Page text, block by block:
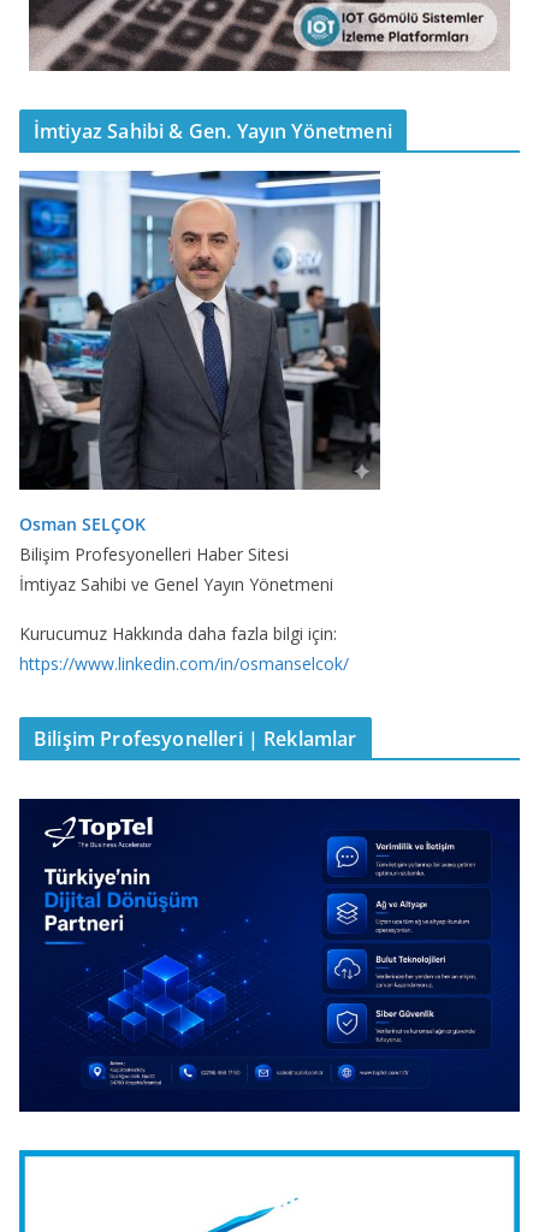
İmtiyaz Sahibi & Gen. Yayın Yönetmeni
Osman SELÇOK
Bilişim Profesyonelleri Haber Sitesi
İmtiyaz Sahibi ve Genel Yayın Yönetmeni
Kurucumuz Hakkında daha fazla bilgi için:
https://www.linkedin.com/in/osmanselcok/
Bilişim Profesyonelleri | Reklamlar